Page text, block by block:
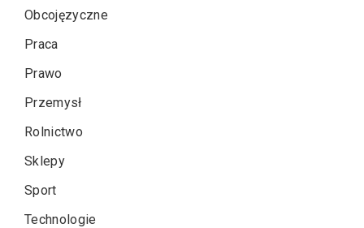
Obcojęzyczne
Praca
Prawo
Przemysł
Rolnictwo
Sklepy
Sport
Technologie